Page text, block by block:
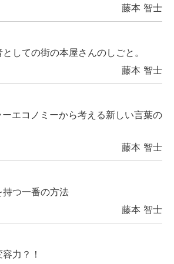
藤本 智士
しての街の本屋さんのしごと。
藤本 智士
エコノミーから考える新しい言葉の
藤本 智士
つ一番の方法
藤本 智士
力？！